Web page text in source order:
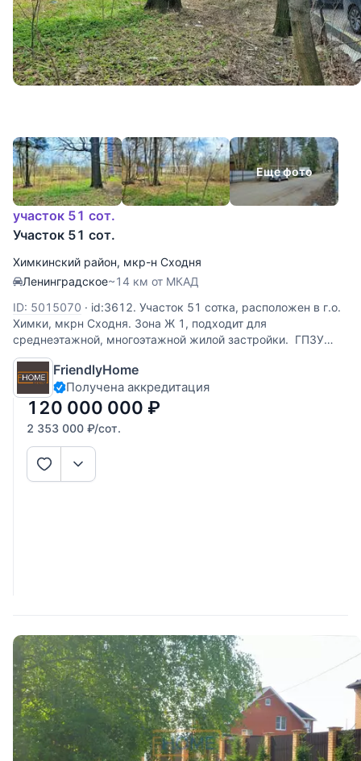
Еще фото
участок 51 сот.
Участок 51 сот.
Химкинский район, мкр-н Сходня
Ленинградское~14 км от МКАД
ID: 5015070 · id:3612. Участок 51 сотка, расположен в г.о.
Химки, мкрн Сходня. Зона Ж 1, подходит для
среднеэтажной, многоэтажной жилой застройки. ГПЗУ
свежий. Участок расположен вблизи жилого сектора.
Подъезд к участку асфальтированный . Вся
FriendlyHome
Получена аккредитация
120 000 000 ₽
2 353 000 ₽/сот.